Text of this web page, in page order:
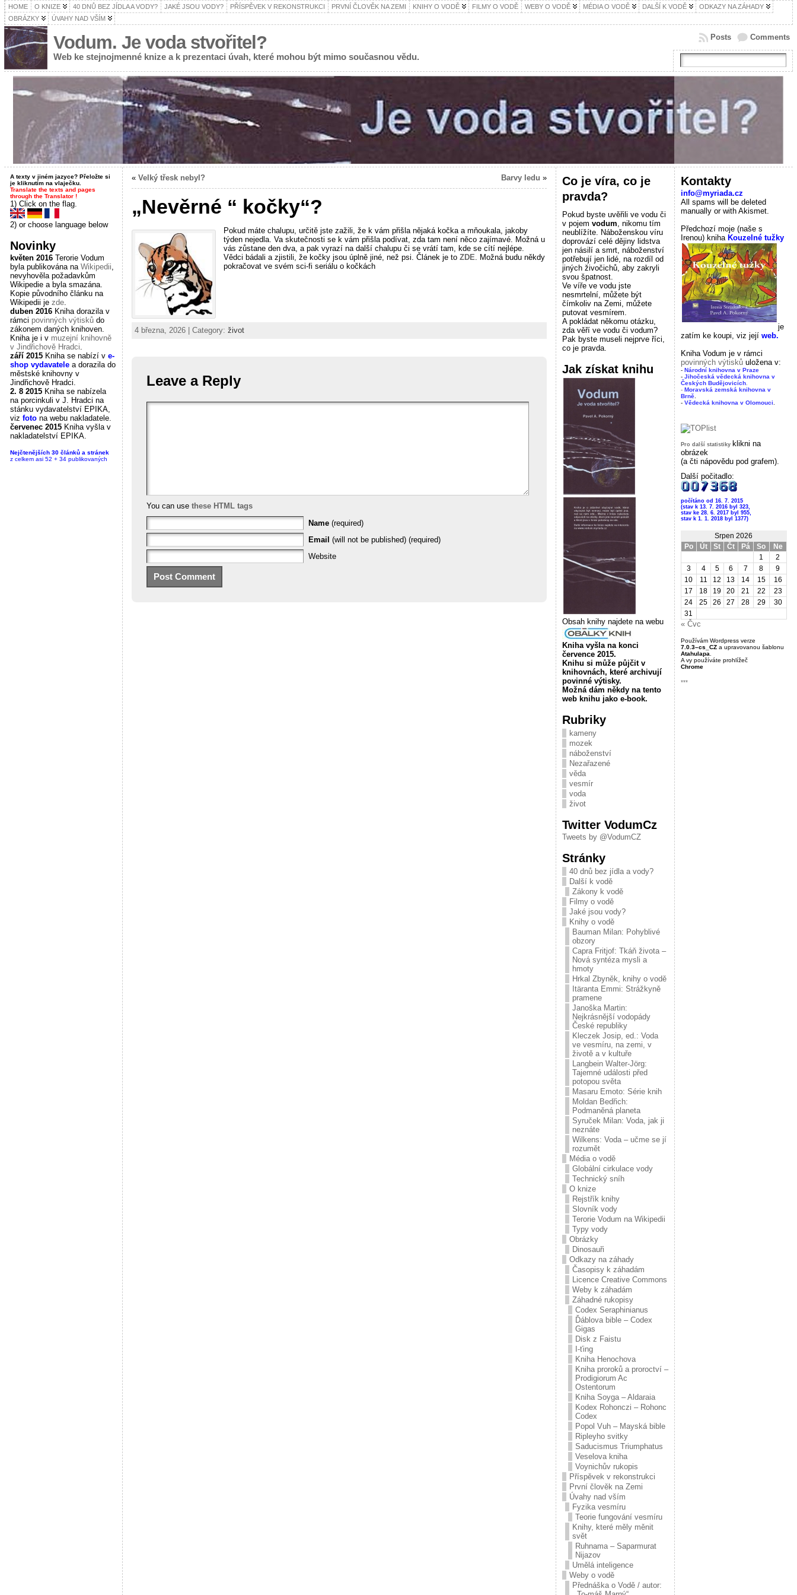
HOME O KNIZE 40 DNŮ BEZ JÍDLA A VODY? JAKÉ JSOU VODY? PŘÍSPĚVEK V REKONSTRUKCI PRVNÍ ČLOVĚK NA ZEMI KNIHY O VODĚ FILMY O VODĚ WEBY O VODĚ MÉDIA O VODĚ DALŠÍ K VODĚ
ODKAZY NA ZÁHADY
OBRÁZKY
ÚVAHY NAD VŠÍM
Vodum. Je voda stvořitel?
Web ke stejnojmenné knize a k prezentaci úvah, které mohou být mimo současnou vědu.
Comments
Posts
A texty v jiném jazyce? Přeložte si
je kliknutím na vlaječku.
Translate the texts and pages
through the Translator !
1) Click on the flag.
2) or choose language below
Novinky
květen 2016Terorie Vodum
byla publikována na Wikipedii,
nevyhověla požadavkům
Wikipedie a byla smazána.
Kopie původního článku na
Wikipedii je zde.
duben 2016Kniha dorazila v
rámci povinných výtiskůdo
zákonem daných knihoven.
Kniha je i v muzejní knihovně
v Jindřichově Hradci.
září 2015Kniha se nabízí v e-
shop vydavatelea dorazila do
městské knihovny v
Jindřichově Hradci.
2. 8 2015Kniha se nabízela
na porcinkuli v J. Hradci na
stánku vydavatelství EPIKA,
viz foto na webu nakladatele.
červenec 2015Kniha vyšla v
nakladatelství EPIKA.
Nejčtenějších 30 článků a stránek
z celkem asi 52 + 34 publikovaných
« Velký třesk nebyl? Barvy ledu »
„Nevěrné “ kočky“?
Pokud máte chalupu, určitě jste zažili, že k vám přišla nějaká kočka a mňoukala, jakoby
týden nejedla. Va skutečnosti se k vám přišla podívat, zda tam není něco zajímavé. Možná u
vás zůstane den dva, a pak vyrazí na další chalupu či se vrátí tam, kde se cítí nejlépe.
Vědci bádali a zjistili, že kočky jsou úplně jiné, než psi. Článek je to ZDE . Možná budu někdy
pokračovat ve svém sci-fi seriálu o kočkách
4 března, 2026 | Category: život
Leave a Reply
You can use these HTML tags
Name (required)
Email (will not be published) (required)
Website
Co je víra, co je
pravda?
Pokud byste uvěřili ve vodu či
v pojem vodum, nikomu tím
neublížíte. Náboženskou víru
doprovází celé dějiny lidstva
jen násilí a smrt, náboženství
potřebují jen lidé, na rozdíl od
jiných živočichů, aby zakryli
svou špatnost.
Ve víře ve vodu jste
nesmrtelní, můžete být
čímkoliv na Zemi, můžete
putovat vesmírem.
A pokládat někomu otázku,
zda věří ve vodu či vodum?
Pak byste museli nejprve říci,
co je pravda.
Jak získat knihu
Obsah knihy najdete na webu
Kniha vyšla na konci
července 2015.
Knihu si může půjčit v
knihovnách, které archivují
povinné výtisky.
Možná dám někdy na tento
web knihu jako e-book.
Rubriky
kameny
mozek
náboženství
Nezařazené
věda
vesmír
voda
život
Twitter VodumCz
Tweets by @VodumCZ
Stránky
40 dnů bez jídla a vody?
Další k vodě
Zákony k vodě
Filmy o vodě
Jaké jsou vody?
Knihy o vodě
Bauman Milan: Pohyblivé
obzory
Capra Fritjof: Tkáň života –
Nová syntéza mysli a
hmoty
Hrkal Zbyněk, knihy o vodě
Itäranta Emmi: Strážkyně
pramene
Janoška Martin:
Nejkrásnější vodopády
České republiky
Kleczek Josip, ed.: Voda
ve vesmíru, na zemi, v
životě a v kultuře
Langbein Walter-Jörg:
Tajemné události před
potopou světa
Masaru Emoto: Série knih
Moldan Bedřich:
Podmaněná planeta
Syruček Milan: Voda, jak ji
neznáte
Wilkens: Voda – učme se jí
rozumět
Média o vodě
Globální cirkulace vody
Technický sníh
O knize
Rejstřík knihy
Slovník vody
Terorie Vodum na Wikipedii
Typy vody
Obrázky
Dinosauři
Odkazy na záhady
Časopisy k záhadám
Licence Creative Commons
Weby k záhadám
Záhadné rukopisy
Codex Seraphinianus
Ďáblova bible – Codex
Gigas
Disk z Faistu
I-ťing
Kniha Henochova
Kniha proroků a proroctví –
Prodigiorum Ac
Ostentorum
Kniha Soyga – Aldaraia
Kodex Rohonczi – Rohonc
Codex
Popol Vuh – Mayská bible
Ripleyho svitky
Saducismus Triumphatus
Veselova kniha
Voynichův rukopis
Příspěvek v rekonstrukci
První člověk na Zemi
Úvahy nad vším
Fyzika vesmíru
Teorie fungování vesmíru
Knihy, které měly měnit
svět
Ruhnama – Saparmurat
Nijazov
Umělá inteligence
Weby o vodě
Přednáška o Vodě / autor:
Kontakty
info@myriada.cz
All spams will be deleted
manually or with Akismet.
Předchozí moje (naše s
Irenou) kniha Kouzelné tužky
je
zatím ke koupi, viz její web.
Kniha Vodum je v rámci
povinných výtiskůuložena v:
- Národní knihovna v Praze
- Jihočeská vědecká knihovna v
Českých Budějovicích.
- Moravská zemská knihovna v
Brně.
- Vědecká knihovna v Olomouci
Pro další statistiky klikni na
obrázek
(a čti nápovědu pod grafem).
Další počitadlo:
počítáno od 16. 7. 2015
(stav k 13. 7. 2016 byl 323,
stav ke 28. 6. 2017 byl 955,
stav k 1. 1. 2018 byl 1377)
Srpen 2026
Po
Út St Čt Pá So
Ne
1
2
3
4 5 6 7 8
9
10
11 12 13 14 15
16
17
18 19 20 21 22
23
24
25 26 27 28 29
30
31
« Čvc
Používám Wordpress verze
7.0.3–cs_CZa upravovanou šablonu
Atahulapa
A vy používáte prohlížeč
Chrome
***